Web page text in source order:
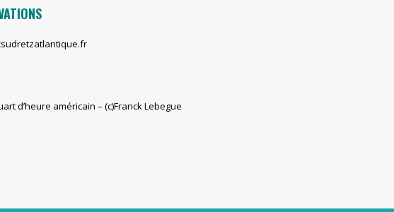
d’heure américain – (c)Franck Lebegue